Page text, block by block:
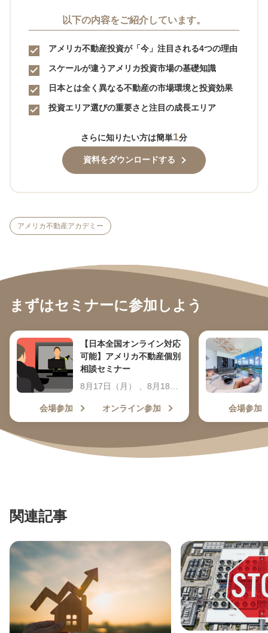
以下の内容をご紹介しています。
アメリカ不動産投資が「今」注目される4つの理由
スケールが違うアメリカ投資市場の基礎知識
日本とは全く異なる不動産の市場環境と投資効果
投資エリア選びの重要さと注目の成長エリア
さらに知りたい方は簡単1分
資料をダウンロードする
アメリカ不動産アカデミー
まずはセミナーに参加しよう
【日本全国オンライン対応
可能】アメリカ不動産個別
相談セミナー
8月17日（月） 、8月18日
、8月20日（木） 9:30～
19:30
会場参加 オンライン参加 会場参加
関連記事